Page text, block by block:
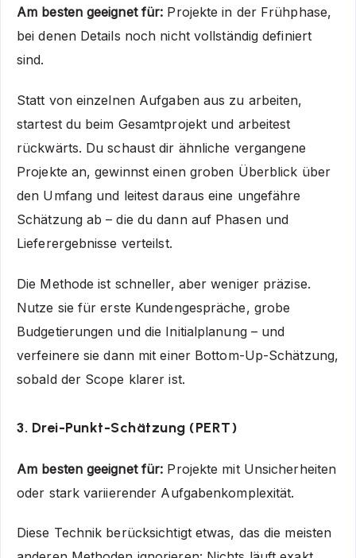
Am besten geeignet für: Projekte in der Frühphase,
bei denen Details noch nicht vollständig definiert
sind.
Statt von einzelnen Aufgaben aus zu arbeiten,
startest du beim Gesamtprojekt und arbeitest
rückwärts. Du schaust dir ähnliche vergangene
Projekte an, gewinnst einen groben Überblick über
den Umfang und leitest daraus eine ungefähre
Schätzung ab – die du dann auf Phasen und
Lieferergebnisse verteilst.
Die Methode ist schneller, aber weniger präzise.
Nutze sie für erste Kundengespräche, grobe
Budgetierungen und die Initialplanung – und
verfeinere sie dann mit einer Bottom-Up-Schätzung,
sobald der Scope klarer ist.
3. Drei-Punkt-Schätzung (PERT)
Am besten geeignet für: Projekte mit Unsicherheiten
oder stark variierender Aufgabenkomplexität.
Diese Technik berücksichtigt etwas, das die meisten